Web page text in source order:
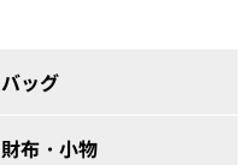
バッグ
財布・小物